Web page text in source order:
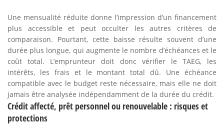
Une mensualité réduite donne l’impression d’un financement
plus accessible et peut occulter les autres critères de
comparaison. Pourtant, cette baisse résulte souvent d’une
durée plus longue, qui augmente le nombre d’échéances et le
coût total. L’emprunteur doit donc vérifier le TAEG, les
intérêts, les frais et le montant total dû. Une échéance
compatible avec le budget reste nécessaire, mais elle ne doit
jamais être analysée indépendamment de la durée du crédit.
Crédit affecté, prêt personnel ou renouvelable : risques et
protections